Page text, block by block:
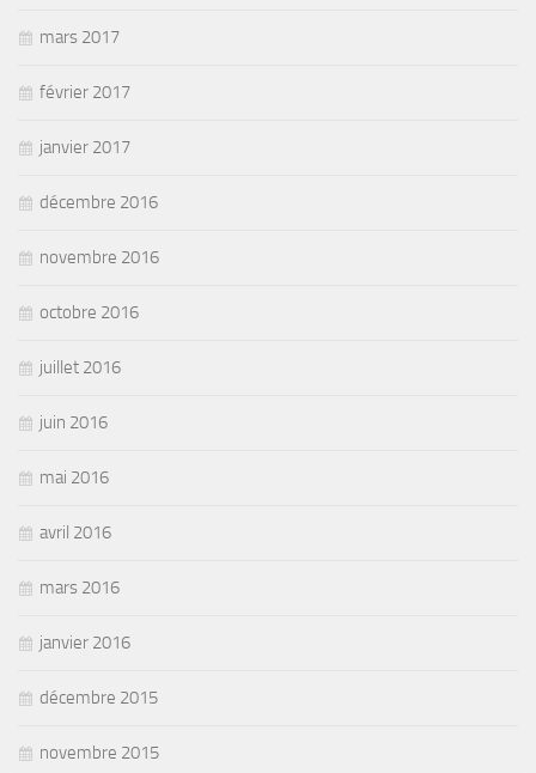
mars 2017
février 2017
janvier 2017
décembre 2016
novembre 2016
octobre 2016
juillet 2016
juin 2016
mai 2016
avril 2016
mars 2016
janvier 2016
décembre 2015
novembre 2015